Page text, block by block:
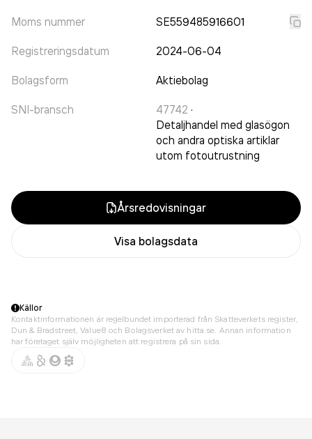
Moms nummer SE559485916601
Registreringsdatum 2024-06-04
Bolagsform Aktiebolag
SNI-bransch 47742 ·
Detaljhandel med glasögon
och andra optiska artiklar
utom fotoutrustning
Årsredovisningar
Visa bolagsdata
Källor
Kontaktinformationen är regelbundet importerad från Skatteverkets register,
Dun & Bradstreet, Value8 och Bolagsverket av hitta.se. Annan information
har företaget själv möjligheten att registrera på sin sida.